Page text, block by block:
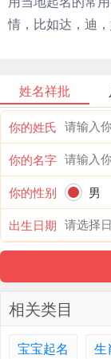
情，比如达，迪，
姓名祥批
你的姓氏
你的名字
你的性别
男
出生日期
相关类目
宝宝起名 生